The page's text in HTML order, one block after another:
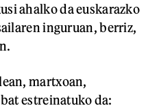
ahalko da euskarazko
inguruan, berriz,
martxoan,
estreinatuko da: